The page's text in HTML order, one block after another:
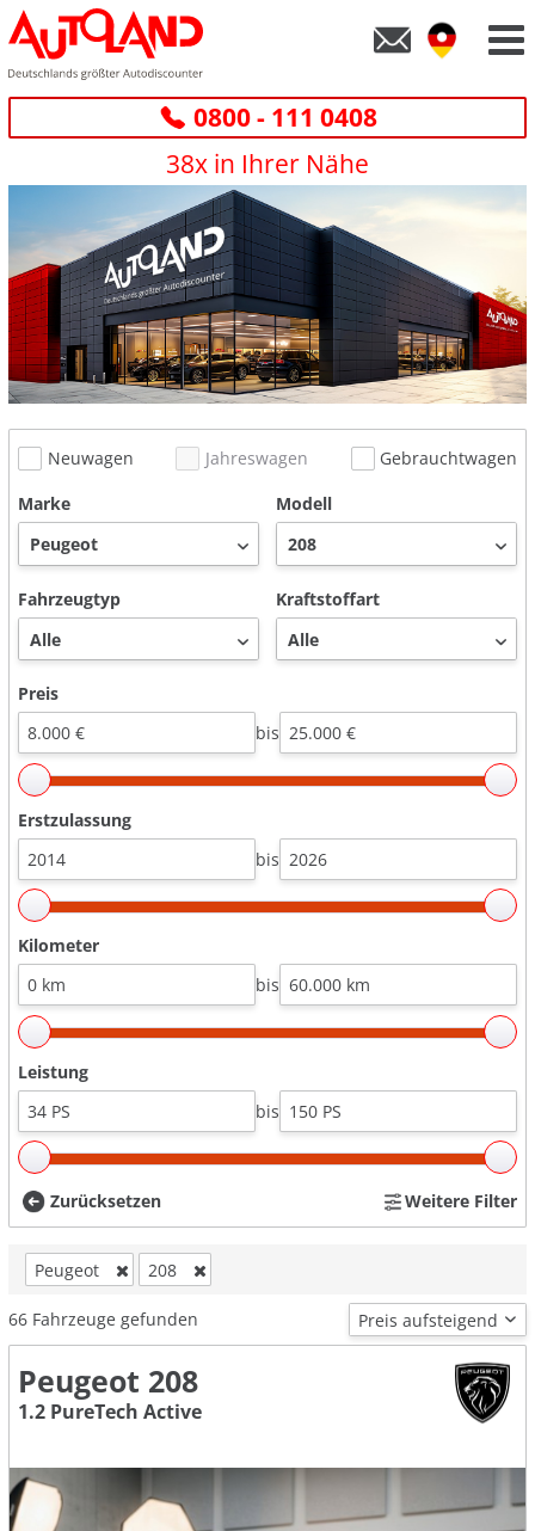
0800 - 111 0408
38x in Ihrer Nähe
Neuwagen Jahreswagen
Gebrauchtwagen
Marke
Modell
Fahrzeugtyp Kraftstoffart
Preis
bis
Erstzulassung
bis
Kilometer
bis
Leistung
bis
Zurücksetzen Weitere Filter
Peugeot 208
66 Fahrzeuge gefunden
Peugeot 208
1.2 PureTech Active